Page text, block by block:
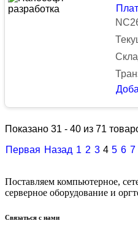
Показано 31 - 40 из 71
Первая Назад 1 2 3 4 5 6 7
Поставляем компьютерное,
серверное оборудование и
Связаться с нами